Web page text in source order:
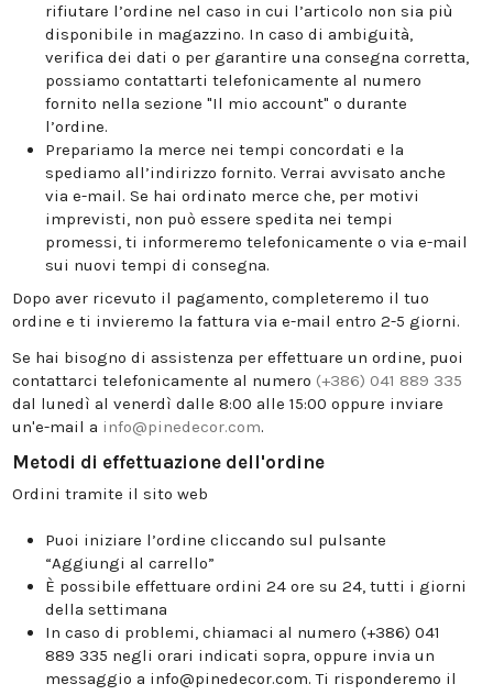
rifiutare l’ordine nel caso in cui l’articolo non sia più
disponibile in magazzino. In caso di ambiguità,
verifica dei dati o per garantire una consegna corretta,
possiamo contattarti telefonicamente al numero
fornito nella sezione "Il mio account" o durante
l’ordine.
Prepariamo la merce nei tempi concordati e la
spediamo all’indirizzo fornito. Verrai avvisato anche
via e-mail. Se hai ordinato merce che, per motivi
imprevisti, non può essere spedita nei tempi
promessi, ti informeremo telefonicamente o via e-mail
sui nuovi tempi di consegna.
Dopo aver ricevuto il pagamento, completeremo il tuo
ordine e ti invieremo la fattura via e-mail entro 2-5 giorni.
Se hai bisogno di assistenza per effettuare un ordine, puoi
contattarci telefonicamente al numero (+386) 041 889 335
dal lunedì al venerdì dalle 8:00 alle 15:00 oppure inviare
un'e-mail a info@pinedecor.com.
Metodi di effettuazione dell'ordine
Ordini tramite il sito web
Puoi iniziare l’ordine cliccando sul pulsante
“Aggiungi al carrello”
È possibile effettuare ordini 24 ore su 24, tutti i giorni
della settimana
In caso di problemi, chiamaci al numero (+386) 041
889 335 negli orari indicati sopra, oppure invia un
messaggio a info@pinedecor.com. Ti risponderemo il